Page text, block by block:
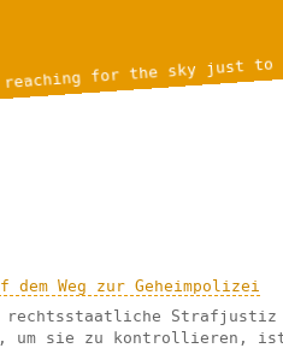
for the sky just
Weg zur Geheimpolizei
rechtsstaatliche
um sie zu kontrollieren, ist